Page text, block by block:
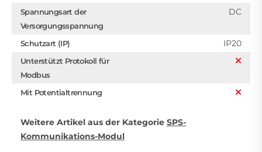
Spannungsart der
Versorgungsspannung
DC
Schutzart (IP) IP20
Unterstützt Protokoll für
Modbus
Mit Potentialtrennung
Weitere Artikel aus der Kategorie SPS-
Kommunikations-Modul